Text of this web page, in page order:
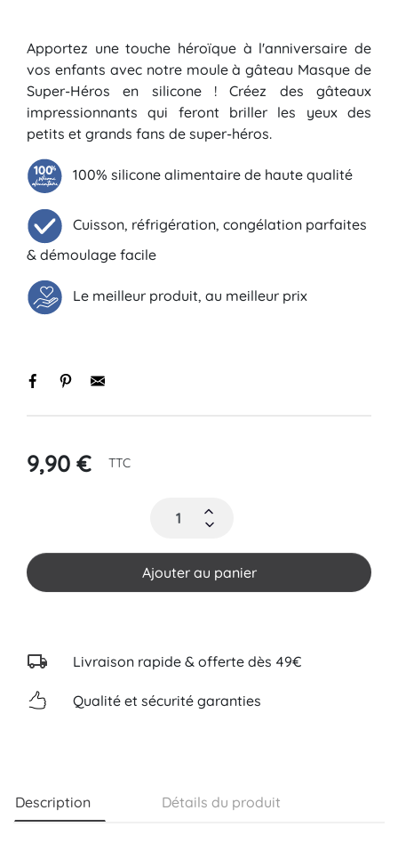
Apportez une touche héroïque à l'anniversaire de
vos enfants avec notre moule à gâteau Masque de
Super-Héros en silicone ! Créez des gâteaux
impressionnants qui feront briller les yeux des
petits et grands fans de super-héros.
100% silicone alimentaire de haute qualité
Cuisson, réfrigération, congélation parfaites
& démoulage facile
Le meilleur produit, au meilleur prix
9,90 € TTC
Ajouter au panier
Livraison rapide & offerte dès 49€
Qualité et sécurité garanties
Description Détails du produit